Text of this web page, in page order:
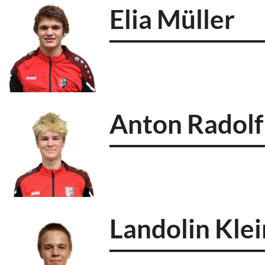
Elia Müller
Anton Radolf
Landolin